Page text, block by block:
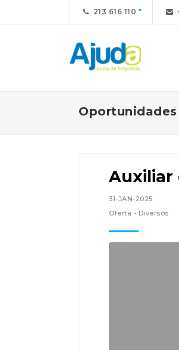
213 616 110
Oportunidades
Auxiliar
31-JAN-2025
Oferta - Diversos